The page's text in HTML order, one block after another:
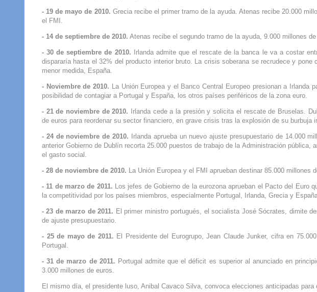
- 19 de mayo de 2010. Grecia recibe el primer tramo de la ayuda. Atenas recibe 20.000
el FMI.
- 14 de septiembre de 2010. Atenas recibe el segundo tramo de la ayuda, 9.000 millones de
- 30 de septiembre de 2010. Irlanda admite que el rescate de la banca le va a costar
dispararía hasta el 32% del producto interior bruto. La crisis soberana se recrudece y
menor medida, España.
- Noviembre de 2010. La Unión Europea y el Banco Central Europeo presionan a Irlanda
posibilidad de contagiar a Portugal y España, los otros países periféricos de la zona euro.
- 21 de noviembre de 2010. Irlanda cede a la presión y solicita el rescate de Bruselas.
de euros para reordenar su sector financiero, en grave crisis tras la explosión de su burbuja
- 24 de noviembre de 2010. Irlanda aprueba un nuevo ajuste presupuestario de 14.000
anterior Gobierno de Dublín recorta 25.000 puestos de trabajo de la Administración pública,
el gasto social.
- 28 de noviembre de 2010. La Unión Europea y el FMI aprueban destinar 85.000 millones
- 11 de marzo de 2011. Los jefes de Gobierno de la eurozona aprueban el Pacto del Euro
la competitividad por los países miembros, especialmente Portugal, Irlanda, Grecia y
- 23 de marzo de 2011. El primer ministro portugués, el socialista José Sócrates, dimite
de ajuste presupuestario.
- 25 de mayo de 2011. El Presidente del Eurogrupo, Jean Claude Junker, cifra en
Portugal.
- 31 de marzo de 2011. Portugal admite que el déficit es superior al anunciado en
3.000 millones de euros.
El mismo día, el presidente luso, Anibal Cavaco Silva, convoca elecciones anticipadas para